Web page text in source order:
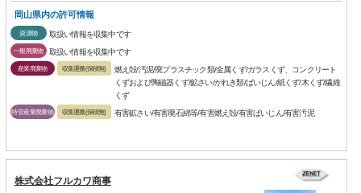
岡山県内の許可情報
資源物 取扱い情報を収集中です
一般廃棄物 取扱い情報を収集中です
産業廃棄物 収集運搬(保積無)
燃え殻/汚泥/廃プラスチック類/金属くず/ガラスくず、コンクリート
くずおよび陶磁器くず/鉱さい/がれき類/ばいじん/紙くず/木くず/繊維
くず
特管産業廃棄物 収集運搬(保積無) 有害鉱さい/有害廃石綿等/有害燃え殻/有害ばいじん/有害汚泥
株式会社フルカワ商事